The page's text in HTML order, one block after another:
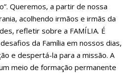
Queremos, a partir de nossa
acolhendo irmãos e irmãs da
refletir sobre a FAMÍLIA. É
da Família em nossos dias,
e despertá-la para a missão. A
meio de formação permanente